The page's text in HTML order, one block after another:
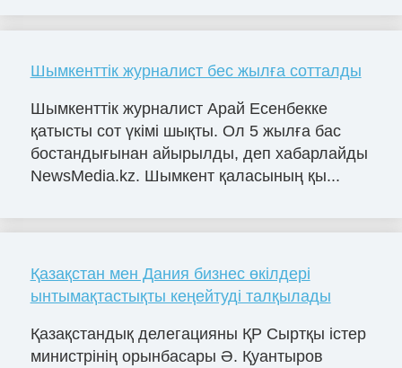
Шымкенттік журналист бес жылға сотталды
Шымкенттік журналист Арай Есенбекке
қатысты сот үкімі шықты. Ол 5 жылға бас
бостандығынан айырылды, деп хабарлайды
NewsMedia.kz. Шымкент қаласының қы...
Қазақстан мен Дания бизнес өкілдері
ынтымақтастықты кеңейтуді талқылады
Қазақстандық делегацияны ҚР Сыртқы істер
министрінің орынбасары Ә. Қуантыров